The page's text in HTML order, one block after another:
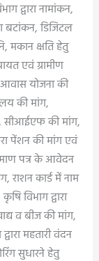
द्वारा नामांकन,
बटांकन, डिजिटल
मकान क्षति हेतु
एवं ग्रामीण
आवास योजना की
की मांग,
की मांग,
पेंशन की मांग एवं
पत्र के आवेदन
राशन कार्ड में नाम
विभाग द्वारा
व बीज की मांग,
महतारी वंदन
सुधारने हेतु